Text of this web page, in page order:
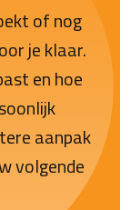
of nog
je klaar.
en hoe
aanpak
volgende